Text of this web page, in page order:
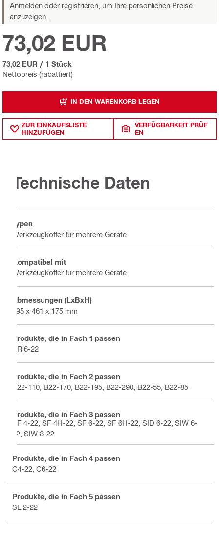
Anmelden oder registrieren, um Ihre persönlichen Preise
anzuzeigen.
Nettopreis (rabattiert)
73,02 EUR
73,02 EUR / 1 Stück
IN DEN WARENKORB LEGEN
ZUR EINKAUFSLISTE
HINZUFÜGEN
VERFÜGBARKEIT PRÜF
EN
Technische Daten
Typen
Werkzeugkoffer für mehrere Geräte
Kompatibel mit
Werkzeugkoffer für mehrere Geräte
Abmessungen (LxBxH)
595 x 461 x 175 mm
Produkte, die in Fach 1 passen
SR 6-22
Produkte, die in Fach 2 passen
B22-110, B22-170, B22-195, B22-290, B22-55, B22-85
Produkte, die in Fach 3 passen
SF 4-22, SF 4H-22, SF 6-22, SF 6H-22, SID 6-22, SIW 6-
22, SIW 8-22
Produkte, die in Fach 4 passen
C4-22, C6-22
Produkte, die in Fach 5 passen
SL 2-22